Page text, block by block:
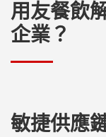
用友餐飲
企業？
敏捷供應